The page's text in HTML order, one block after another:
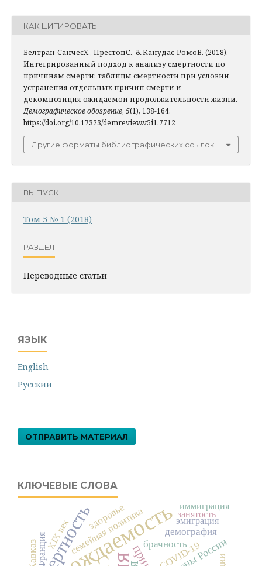
КАК ЦИТИРОВАТЬ
Белтран-СанчесХ., ПрестонС., & Канудас-РомоВ. (2018).
Интегрированный подход к анализу смертности по
причинам смерти: таблицы смертности при условии
устранения отдельных причин смерти и
декомпозиция ожидаемой продолжительности жизни.
Демографическое обозрение, 5(1), 138-164.
https://doi.org/10.17323/demreview.v5i1.7712
Другие форматы библиографических ссылок
ВЫПУСК
Том 5 № 1 (2018)
РАЗДЕЛ
Переводные статьи
ЯЗЫК
English
Русский
ОТПРАВИТЬ МАТЕРИАЛ
КЛЮЧЕВЫЕ СЛОВА
рождаемость
смертностьсемейная политикабрачность
COVID-19
демография
здоровье
Франция
эмиграция
занятость
иммиграция
XIX век